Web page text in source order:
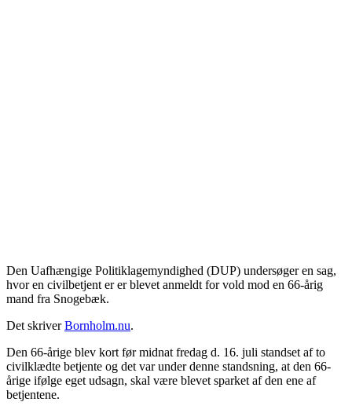
Den Uafhængige Politiklagemyndighed (DUP) undersøger en sag,
hvor en civilbetjent er er blevet anmeldt for vold mod en 66-årig
mand fra Snogebæk.
Det skriverBornholm.nu.
Den 66-årige blev kort før midnat fredag d. 16. juli standset af to
civilklædte betjente og det var under denne standsning, at den 66-
årige ifølge eget udsagn, skal være blevet sparket af den ene af
betjentene.